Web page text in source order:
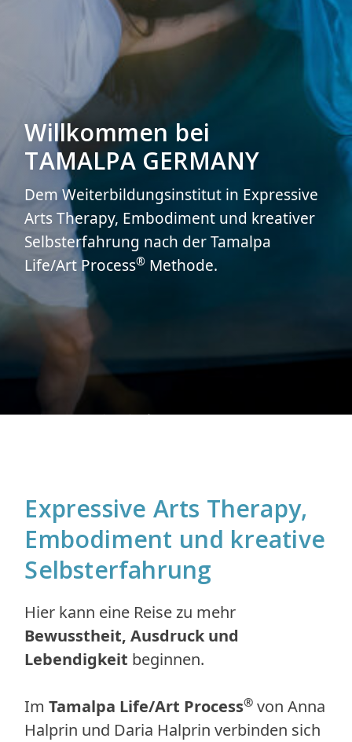
Willkommen bei
TAMALPA GERMANY
Dem Weiterbildungsinstitut in Expressive
Arts Therapy, Embodiment und kreativer
Selbsterfahrung nach der Tamalpa
Life/Art Process® Methode.
Expressive Arts Therapy,
Embodiment und kreative
Selbsterfahrung
Hier kann eine Reise zu mehr
Bewusstheit, Ausdruck und
Lebendigkeit beginnen.
ImTamalpa Life/Art Process® von Anna
Halprin und Daria Halprin verbinden sich